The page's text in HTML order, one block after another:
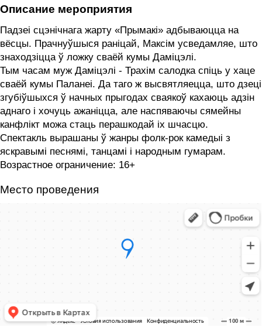
Описание мероприятия
Падзеі сцэнічнага жарту «Прымакі» адбываюцца на
вёсцы. Прачнуўшыся раніцай, Максім усведамляе, што
знаходзіцца ў ложку сваёй кумы Даміцэлі.
Тым часам муж Даміцэлі - Трахім салодка спіць у хаце
сваёй кумы Паланеі. Да таго ж высвятляецца, што дзеці
згубіўшыхся ў начных прыгодах сваякоў кахаюць адзін
аднаго і хочуць ажаніцца, але наспяваючы сямейны
канфлікт можа стаць перашкодай іх шчасцю.
Спектакль вырашаны ў жанры фолк-рок камедыі з
яскравымі песнямі, танцамі і народным гумарам.
Возрастное ограничение: 16+
Место проведения